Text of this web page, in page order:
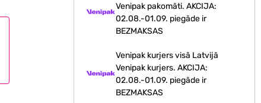
Venipak pakomāti. AKCIJA:
02.08.-01.09. piegāde ir
BEZMAKSAS
Venipak kurjers visā Latvijā
Venipak kurjers. AKCIJA:
02.08.-01.09. piegāde ir
BEZMAKSAS